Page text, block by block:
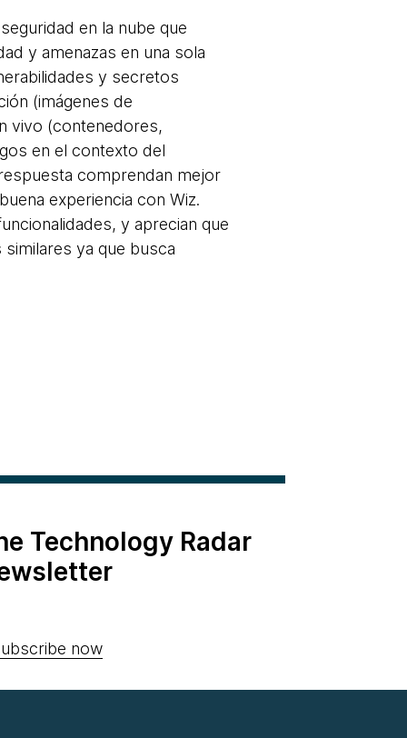
en la nube que
y amenazas en una sola
y secretos
(imágenes de
vivo (contenedores,
en el contexto del
comprendan mejor
experiencia con Wiz.
y aprecian que
ya que busca
Technology Radar
now